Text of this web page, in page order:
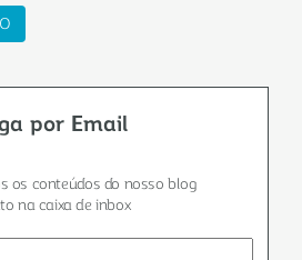
por Email
os conteúdos do nosso blog
na caixa de inbox